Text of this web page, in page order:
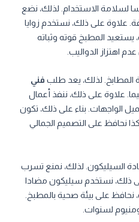
لسلامة الاستخدام. لذلك، نضع
علاوة على ذلك، نستخدم زوايا
يستعيد المطبخ قوته وثباته
اهتزاز الدواليب.
المطابخ. لذلك، يعد طلب فني
علاوة على ذلك، ننفذ أعمال
الواجهات. بناء على ذلك، تكون
نحافظ على التصميم الجمالي
السيليكون. لذلك، نمنع تسرب
ذلك، نستخدم سيليكون مضادا
نحافظ على بيئة صحية بالمطبخ.
لسنوات.